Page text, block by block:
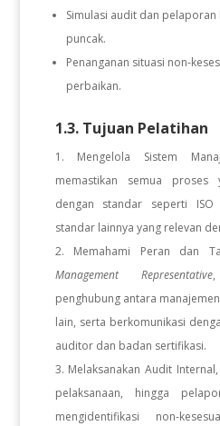
Simulasi audit dan
puncak.
Penanganan situasi non-
perbaikan.
1.3. Tujuan Pelatihan
Mengelola Sistem
memastikan semua proses
dengan standar seperti
standar lainnya yang relevan
Memahami Peran dan
Management Representative,
penghubung antara
lain, serta berkomunikasi
auditor dan badan sertifikasi.
Melaksanakan Audit
pelaksanaan, hingga
mengidentifikasi non-